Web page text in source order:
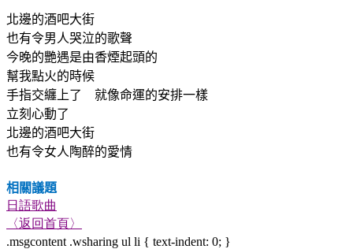
北邊的酒吧大街
也有令男人哭泣的歌聲
今晚的艷遇是由香煙起頭的
幫我點火的時候
手指交纏上了 就像命運的安排一樣
立刻心動了
北邊的酒吧大街
也有令女人陶醉的愛情
相關議題
日語歌曲
〈返回首頁〉
.msgcontent .wsharing ul li { text-indent: 0; }